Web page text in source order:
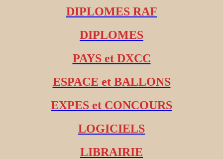
DIPLOMES RAF
DIPLOMES
PAYS et DXCC
ESPACE et BALLONS
EXPES et CONCOURS
LOGICIELS
LIBRAIRIE